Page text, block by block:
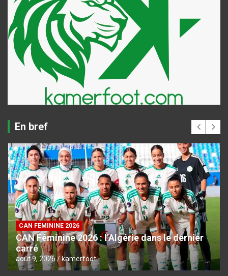
En bref
CAN FEMININE 2026
CAN Féminine 2026 : l’Algérie dans le dernier
carré
août 9, 2026 kamerfoot